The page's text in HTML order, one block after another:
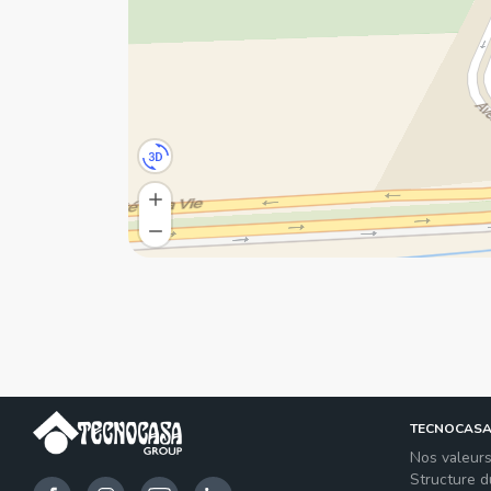
TECNOCASA
Nos valeurs
Structure